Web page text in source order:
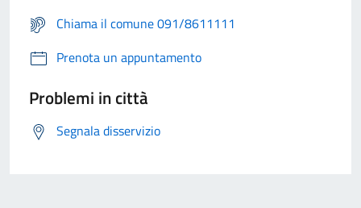
Chiama il comune 091/8611111
Prenota un appuntamento
Problemi in città
Segnala disservizio